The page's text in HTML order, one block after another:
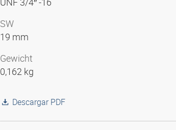
SW
19 mm
Gewicht
0,162 kg
Descargar PDF